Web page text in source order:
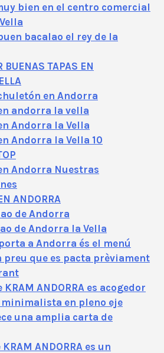
bien en el centro comercial
bacalao el rey de la
BUENAS TAPAS EN
en Andorra
andorra la vella
Andorra la Vella
Andorra la Vella 10
Andorra Nuestras
ANDORRA
de Andorra
de Andorra la Vella
a Andorra és el menú
que es pacta prèviament
ANDORRA es acogedor
en pleno eje
una amplia carta de
ANDORRA es un